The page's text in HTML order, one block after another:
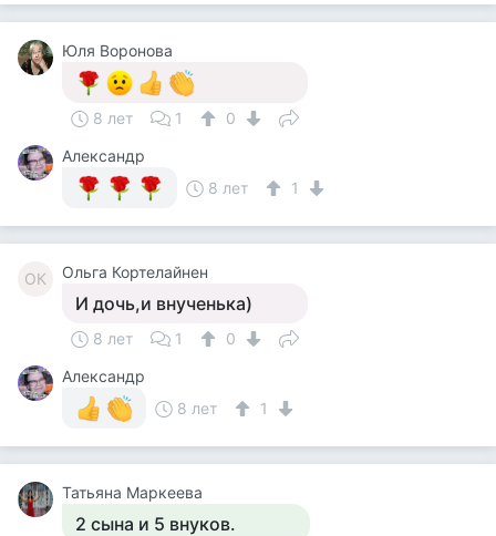
Юля Воронова
8 лет 1
0
Александр
8 лет
1
ОК Ольга Кортелайнен
И дочь,и внученька)
8 лет 1
0
Александр
8 лет
1
Татьяна Маркеева
2 сына и 5 внуков.